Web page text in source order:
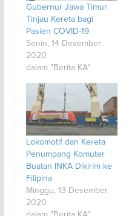
Gubernur Jawa Timur
Tinjau Kereta bagi
Pasien COVID-19
Senin, 14 Desember
2020
dalam "Berita KA"
Lokomotif dan Kereta
Penumpang Komuter
Buatan INKA Dikirim ke
Filipina
Minggu, 13 Desember
2020